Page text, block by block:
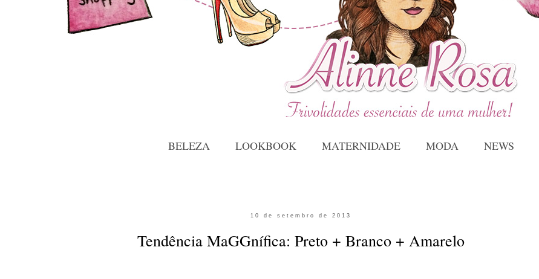
BELEZA LOOKBOOK MATERNIDADE MODA NEWS
10 de setembro de 2013
Tendência MaGGnífica: Preto + Branco + Amarelo